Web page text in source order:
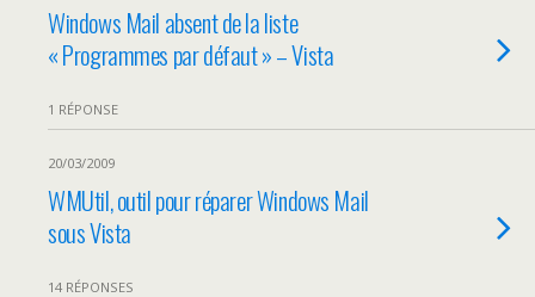
Windows Mail absent de la liste
« Programmes par défaut » – Vista
1 RÉPONSE
20/03/2009
WMUtil, outil pour réparer Windows Mail
sous Vista
14 RÉPONSES